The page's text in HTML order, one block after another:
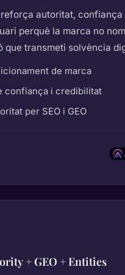
autoritat, confiança
perquè la marca no
que transmeti solvència
de marca
confiança i credibilitat
per SEO i GEO
+ GEO + Entities